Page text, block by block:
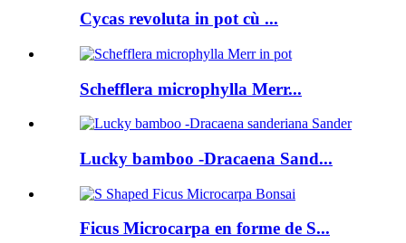
Cycas revoluta in pot cù ...
Schefflera microphylla Merr...
Lucky bamboo -Dracaena Sand...
Ficus Microcarpa en forme de S...